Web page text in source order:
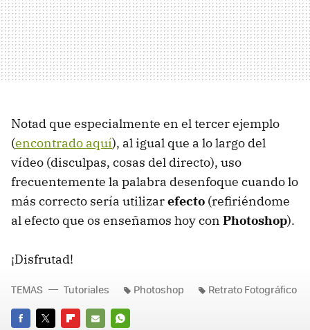
Notad que especialmente en el tercer ejemplo
(encontrado aquí), al igual que a lo largo del
vídeo (disculpas, cosas del directo), uso
frecuentemente la palabra desenfoque cuando lo
más correcto sería utilizarefecto (refiriéndome
al efecto que os enseñamos hoy con Photoshop).
¡Disfrutad!
TEMAS Tutoriales Photoshop Retrato Fotográfico